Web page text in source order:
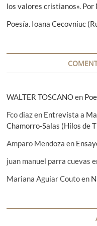
r
d
los valores cristianos».
Poesía. Ioana Cecovniuc
WALTER TOSCANOen
Fco diazen Entrevista a
Chamorro-Salas (Hilos de
Amparo Mendoza en
juan manuel parra cuevas
Mariana Aguiar Coutoen